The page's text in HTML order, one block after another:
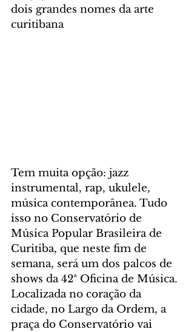
dois grandes nomes da arte
curitibana
Tem muita opção: jazz
instrumental, rap, ukulele,
música contemporânea. Tudo
isso no Conservatório de
Música Popular Brasileira de
Curitiba, que neste fim de
semana, será um dos palcos de
shows da 42ª Oficina de Música.
Localizada no coração da
cidade, no Largo da Ordem, a
praça do Conservatório vai